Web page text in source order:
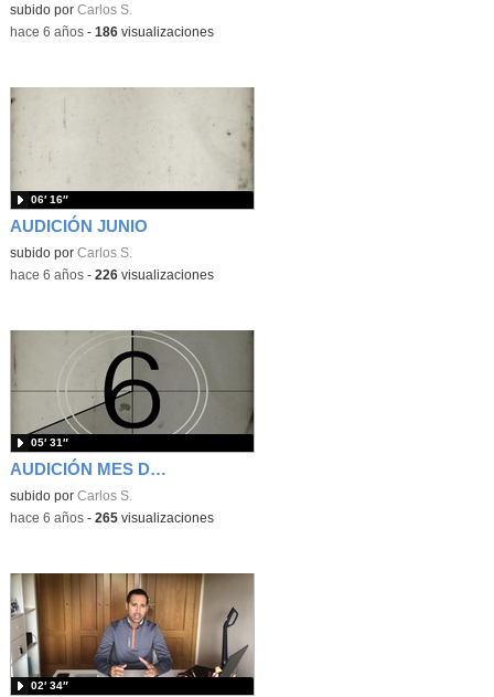
subido por Carlos S.
-hace 6 años- 186visualizaciones
AUDICIÓN JUNIO
subido por Carlos S.
06′ 16″
-hace 6 años- 226visualizaciones
AUDICIÓN MES DE MAYO
subido por Carlos S.
05′ 31″
-hace 6 años- 265visualizaciones
02′ 34″